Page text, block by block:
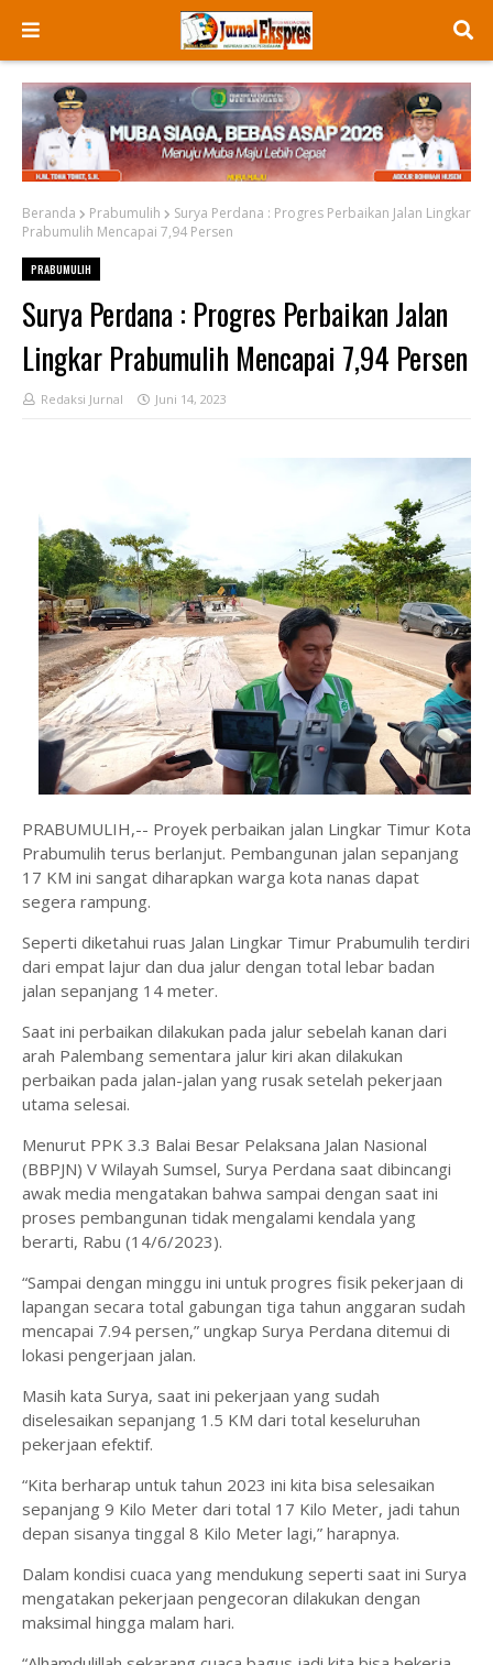
Beranda Prabumulih
Surya Perdana : Progres Perbaikan Jalan Lingkar
Prabumulih Mencapai 7,94 Persen
PRABUMULIH
Surya Perdana : Progres Perbaikan Jalan
Lingkar Prabumulih Mencapai 7,94 Persen
Redaksi Jurnal Juni 14, 2023
PRABUMULIH,-- Proyek perbaikan jalan Lingkar Timur Kota
Prabumulih terus berlanjut. Pembangunan jalan sepanjang
17 KM ini sangat diharapkan warga kota nanas dapat
segera rampung.
Seperti diketahui ruas Jalan Lingkar Timur Prabumulih terdiri
dari empat lajur dan dua jalur dengan total lebar badan
jalan sepanjang 14 meter.
Saat ini perbaikan dilakukan pada jalur sebelah kanan dari
arah Palembang sementara jalur kiri akan dilakukan
perbaikan pada jalan-jalan yang rusak setelah pekerjaan
utama selesai.
Menurut PPK 3.3 Balai Besar Pelaksana Jalan Nasional
(BBPJN) V Wilayah Sumsel, Surya Perdana saat dibincangi
awak media mengatakan bahwa sampai dengan saat ini
proses pembangunan tidak mengalami kendala yang
berarti, Rabu (14/6/2023).
“Sampai dengan minggu ini untuk progres fisik pekerjaan di
lapangan secara total gabungan tiga tahun anggaran sudah
mencapai 7.94 persen,” ungkap Surya Perdana ditemui di
lokasi pengerjaan jalan.
Masih kata Surya, saat ini pekerjaan yang sudah
diselesaikan sepanjang 1.5 KM dari total keseluruhan
pekerjaan efektif.
“Kita berharap untuk tahun 2023 ini kita bisa selesaikan
sepanjang 9 Kilo Meter dari total 17 Kilo Meter, jadi tahun
depan sisanya tinggal 8 Kilo Meter lagi,” harapnya.
Dalam kondisi cuaca yang mendukung seperti saat ini Surya
mengatakan pekerjaan pengecoran dilakukan dengan
maksimal hingga malam hari.